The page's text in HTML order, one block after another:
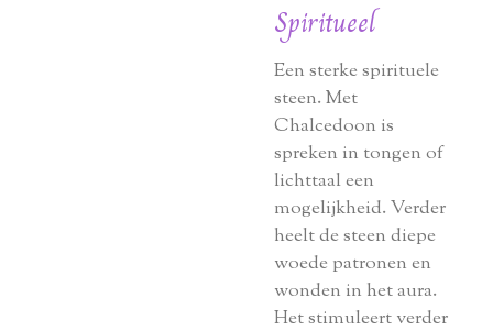
Spiritueel
Een sterke spirituele
steen. Met
Chalcedoon is
spreken in tongen of
lichttaal een
mogelijkheid. Verder
heelt de steen diepe
woede patronen en
wonden in het aura.
Het stimuleert verder